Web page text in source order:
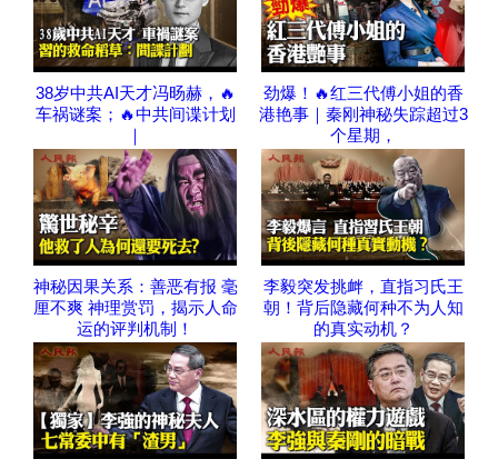
38岁中共AI天才冯旸赫，🔥
车祸谜案；🔥中共间谍计划
｜
劲爆！🔥红三代傅小姐的香
港艳事｜秦刚神秘失踪超过3
个星期，
神秘因果关系：善恶有报 毫
厘不爽 神理赏罚，揭示人命
运的评判机制！
李毅突发挑衅，直指习氏王
朝！背后隐藏何种不为人知
的真实动机？